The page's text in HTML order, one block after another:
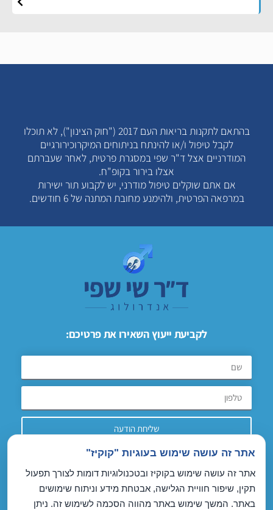
אתר זה עושה שימוש בעוגיות "קוקיז"
אתר זה עושה שימוש בקוקיז ובטכנולוגיות דומות לצורך תפעול
תקין, שיפור חוויית הגלישה, אבטחת מידע וניתוח שימושים
באתר. המשך שימוש באתר מהווה הסכמה לשימוש זה. ניתן
בהתאם לתקנות בריאות העם 2017 ("חוק הצינון"), לא תוכלו
לקבל טיפול ו/או להינתח בניתוחים המיקרוכירורגיים
המודרניים אצל ד"ר שפי במסגרת פרטית, לאחר שעברתם
אצלו בירור בקופ"ח.
אם אתם שוקלים טיפול מודרני, יש לקבוע תור ישירות
במרפאה הפרטית, ולהימנע מחובת המתנה של 6 חודשים.
לקביעת ייעוץ השאירו את פרטיכם:
שליחת הודעה
ANDROLOGY.CO.IL
הצהרת נגישות אתר
מדיניות פרטיות